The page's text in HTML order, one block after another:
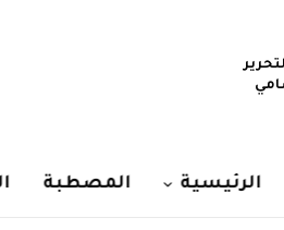
الرئيسية المصطبة